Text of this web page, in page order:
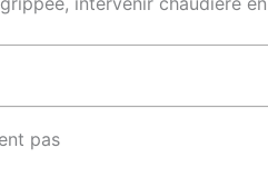
pas